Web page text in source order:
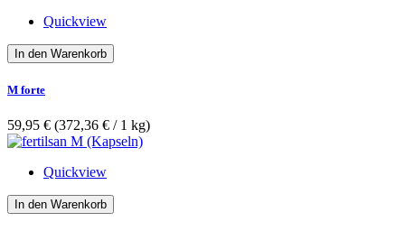
Quickview
In den Warenkorb
M forte
59,95 € (372,36 €­ / 1 kg)
Quickview
In den Warenkorb